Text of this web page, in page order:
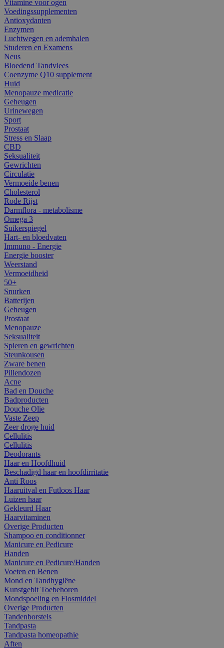
Vitamine voor ogen
Voedingssupplementen
Antioxydanten
Enzymen
Luchtwegen en ademhalen
Studeren en Examens
Neus
Bloedend Tandvlees
Coenzyme Q10 supplement
Huid
Menopauze medicatie
Geheugen
Urinewegen
Sport
Prostaat
Stress en Slaap
CBD
Seksualiteit
Gewrichten
Circulatie
Vermoeide benen
Cholesterol
Rode Rijst
Darmflora - metabolisme
Omega 3
Suikerspiegel
Hart- en bloedvaten
Immuno - Energie
Energie booster
Weerstand
Vermoeidheid
50+
Snurken
Batterijen
Geheugen
Prostaat
Menopauze
Seksualiteit
Spieren en gewrichten
Steunkousen
Zware benen
Pillendozen
Acne
Bad en Douche
Badproducten
Douche Olie
Vaste Zeep
Zeer droge huid
Cellulitis
Cellulitis
Deodorants
Haar en Hoofdhuid
Beschadigd haar en hoofdirritatie
Anti Roos
Haaruitval en Futloos Haar
Luizen haar
Gekleurd Haar
Haarvitaminen
Overige Producten
Shampoo en conditionner
Manicure en Pedicure
Handen
Manicure en Pedicure/Handen
Voeten en Benen
Mond en Tandhygiëne
Kunstgebit Toebehoren
Mondspoeling en Flosmiddel
Overige Producten
Tandenborstels
Tandpasta
Tandpasta homeopathie
Aften